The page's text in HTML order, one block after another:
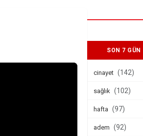
SON 7 GÜN
cinayet (142)
sağlık (102)
hafta (97)
adem (92)